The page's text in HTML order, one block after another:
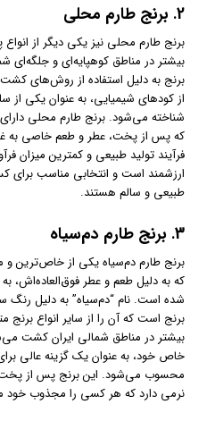
2. برنج طارم محلی
برنج طارم محلی نیز یکی دیگر از
بیشتر در مناطق کوهپایه‌ای و
برنج به دلیل استفاده از روش‌های
از کودهای شیمیایی، به عنوان یکی از
شناخته می‌شود. برنج طارم محلی
که پس از پخت، عطر و طعم خاصی به
فرآیند تولید طبیعی و کمترین میزان
ارزشمند است و انتخابی مناسب برای
طبیعی و سالم هستند.
3. برنج طارم دم‌سیاه
برنج طارم دم‌سیاه یکی از خاص‌ترین و
که به دلیل طعم و عطر فوق‌العاده‌اش،
شده است. نام “دم‌سیاه” به دلیل رنگ
برنج است که آن را از سایر انواع برنج
بیشتر در مناطق شمالی ایران کشت
خاص خود، به عنوان یک گزینه عالی
محسوب می‌شود. این برنج پس از
نرمی دارد که هر کسی را مجذوب خود